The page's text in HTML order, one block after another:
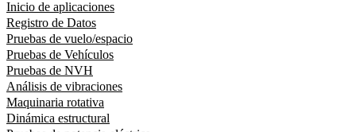
Inicio de aplicaciones
Registro de Datos
Pruebas de vuelo/espacio
Pruebas de Vehículos
Pruebas de NVH
Análisis de vibraciones
Maquinaria rotativa
Dinámica estructural